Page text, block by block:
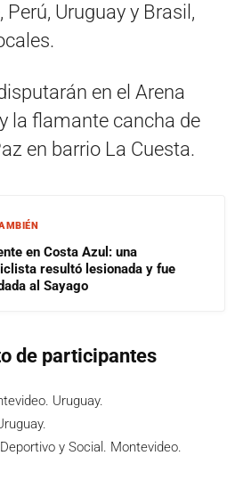
Perú, Uruguay y Brasil,
en el Arena
la flamante cancha de
en barrio La Cuesta.
en Costa Azul: una
resultó lesionada y fue
al Sayago
de participantes
Uruguay.
y Social. Montevideo.